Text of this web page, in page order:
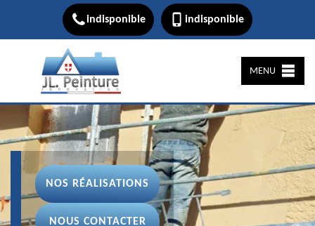
indisponible indisponible
MENU
NOS RÉALISATIONS
NOUS CONTACTER